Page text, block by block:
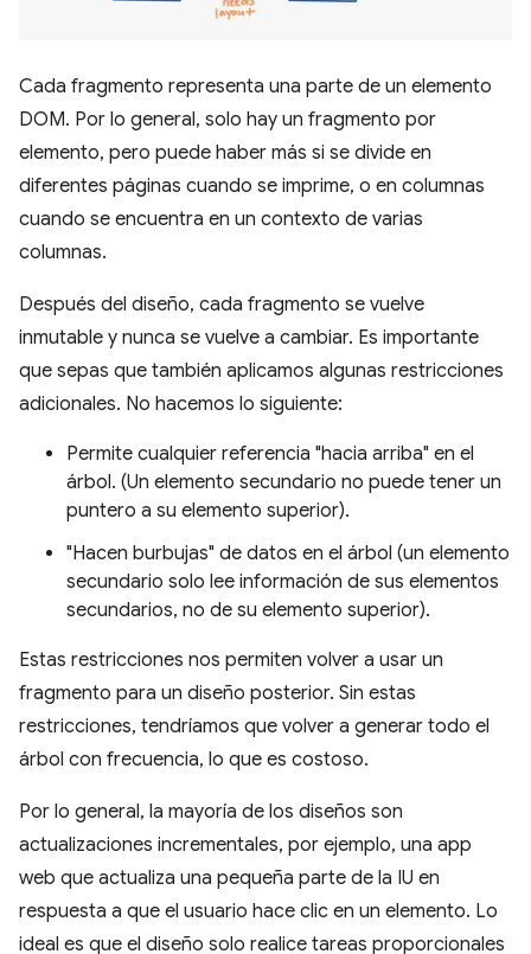
Cada fragmento representa una parte de un elemento
DOM. Por lo general, solo hay un fragmento por
elemento, pero puede haber más si se divide en
diferentes páginas cuando se imprime, o en columnas
cuando se encuentra en un contexto de varias
columnas.
Después del diseño, cada fragmento se vuelve
inmutable y nunca se vuelve a cambiar. Es importante
que sepas que también aplicamos algunas restricciones
adicionales. No hacemos lo siguiente:
Permite cualquier referencia "hacia arriba" en el
árbol. (Un elemento secundario no puede tener un
puntero a su elemento superior).
"Hacen burbujas" de datos en el árbol (un elemento
secundario solo lee información de sus elementos
secundarios, no de su elemento superior).
Estas restricciones nos permiten volver a usar un
fragmento para un diseño posterior. Sin estas
restricciones, tendríamos que volver a generar todo el
árbol con frecuencia, lo que es costoso.
Por lo general, la mayoría de los diseños son
actualizaciones incrementales, por ejemplo, una app
web que actualiza una pequeña parte de la IU en
respuesta a que el usuario hace clic en un elemento. Lo
ideal es que el diseño solo realice tareas proporcionales